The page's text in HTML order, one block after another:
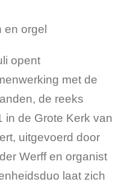
orgel
opent
met de
de reeks
in de Grote Kerk van
uitgevoerd door
Werff en organist
laat zich